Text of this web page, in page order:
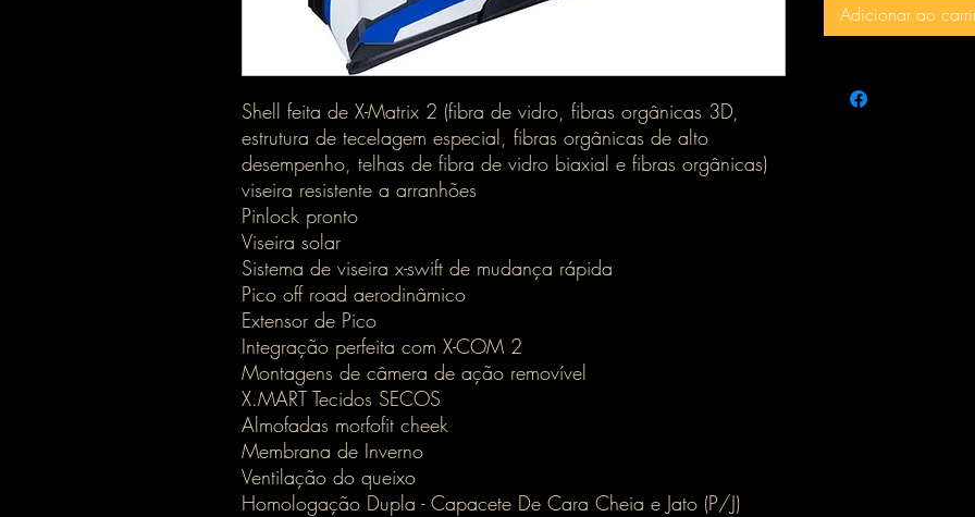
Shell feita de X-Matrix 2 (fibra de vidro, fibras orgânicas 3D,
estrutura de tecelagem especial, fibras orgânicas de alto
desempenho, telhas de fibra de vidro biaxial e fibras orgânicas)
viseira resistente a arranhões
Pinlock pronto
Viseira solar
Sistema de viseira x-swift de mudança rápida
Pico off road aerodinâmico
Extensor de Pico
Integração perfeita com X-COM 2
Montagens de câmera de ação removível
X.MART Tecidos SECOS
Almofadas morfofit cheek
Membrana de Inverno
Ventilação do queixo
Homologação Dupla - Capacete De Cara Cheia e Jato (P/J)
Adicionar ao